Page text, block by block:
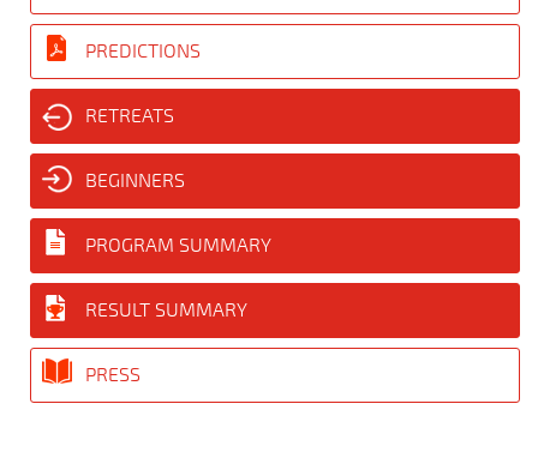
PREDICTIONS
RETREATS
BEGINNERS
PROGRAM SUMMARY
RESULT SUMMARY
PRESS